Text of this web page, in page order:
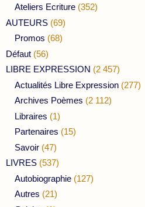
Ateliers Ecriture (352)
AUTEURS (69)
Promos (68)
Défaut (56)
LIBRE EXPRESSION (2 457)
Actualités Libre Expression (277)
Archives Poèmes (2 112)
Libraires (1)
Partenaires (15)
Savoir (47)
LIVRES (537)
Autobiographie (127)
Autres (21)